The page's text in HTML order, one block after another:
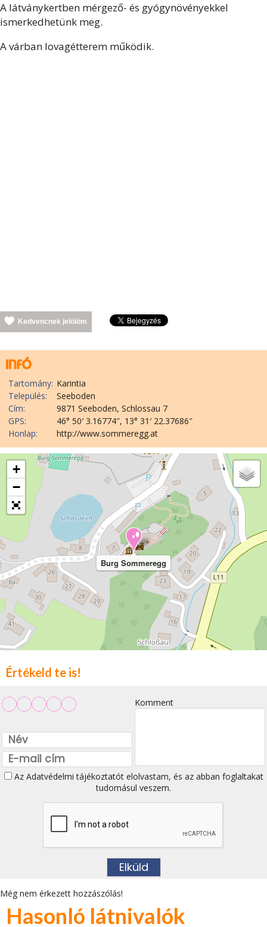
A látványkertben mérgező- és gyógynövényekkel
ismerkedhetünk meg.
A várban lovagétterem működik.
Kedvencnek jelölöm
Tartomány: Karintia
Település:
Seeboden
Cím:
9871 Seeboden, Schlossau 7
GPS:
46° 50′ 3.16774″, 13° 31′ 22.37686″
Honlap:
http://www.sommeregg.at
Burg Sommeregg
+
−
Értékeld te is!
Komment
Az Adatvédelmi tájékoztatótelolvastam, és az abban foglaltakat
tudomásul veszem.
Még nem érkezett hozzászólás!
Hasonló látnivalók